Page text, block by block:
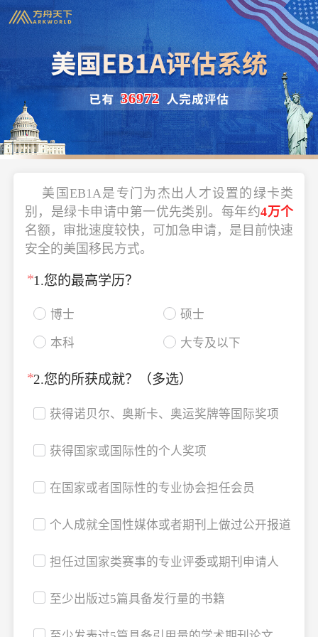
36972
美国EB1A是专门为杰出人才设置的绿卡类
别，是绿卡申请中第一优先类别。每年约4万个
名额，审批速度较快，可加急申请，是目前快速
安全的美国移民方式。
*1.您的最高学历？
博士 硕士
本科 大专及以下
*2.您的所获成就？（多选）
获得诺贝尔、奥斯卡、奥运奖牌等国际奖项
获得国家或国际性的个人奖项
在国家或者国际性的专业协会担任会员
个人成就全国性媒体或者期刊上做过公开报道
担任过国家类赛事的专业评委或期刊申请人
至少出版过5篇具备发行量的书籍